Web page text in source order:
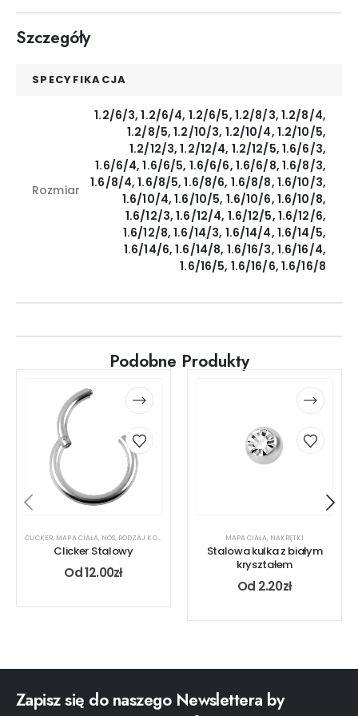
Szczegóły
SPECYFIKACJA
Rozmiar
1.2/6/3, 1.2/6/4, 1.2/6/5, 1.2/8/3, 1.2/8/4,
1.2/8/5, 1.2/10/3, 1.2/10/4, 1.2/10/5,
1.2/12/3, 1.2/12/4, 1.2/12/5, 1.6/6/3,
1.6/6/4, 1.6/6/5, 1.6/6/6, 1.6/6/8, 1.6/8/3,
1.6/8/4, 1.6/8/5, 1.6/8/6, 1.6/8/8, 1.6/10/3,
1.6/10/4, 1.6/10/5, 1.6/10/6, 1.6/10/8,
1.6/12/3, 1.6/12/4, 1.6/12/5, 1.6/12/6,
1.6/12/8, 1.6/14/3, 1.6/14/4, 1.6/14/5,
1.6/14/6, 1.6/14/8, 1.6/16/3, 1.6/16/4,
1.6/16/5, 1.6/16/6, 1.6/16/8
Podobne Produkty
CLICKER, MAPA CIAŁA, NOS, RODZAJ KOLCZYKA USTA
Clicker Stalowy
Od12.00zł
MAPA CIAŁA, NAKRĘTKI
Stalowa kulka z białym
kryształem
Od 2.20zł
Zapisz się do naszego Newslettera by